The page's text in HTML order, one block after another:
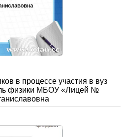
в процессе участия в вуз
физики МБОУ «Лицей №